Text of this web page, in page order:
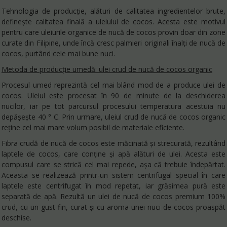
Tehnologia de producție, alături de calitatea ingredientelor brute,
definește calitatea finală a uleiului de cocos. Acesta este motivul
pentru care uleiurile organice de nucă de cocos provin doar din zone
curate din Filipine, unde încă cresc palmieri originali înalți de nucă de
cocos, purtând cele mai bune nuci.
Metoda de producție umedă: ulei crud de nucă de cocos organic
Procesul umed reprezintă cel mai blând mod de a produce ulei de
cocos. Uleiul este procesat în 90 de minute de la deschiderea
nucilor, iar pe tot parcursul procesului temperatura acestuia nu
depășește 40 ° C. Prin urmare, uleiul crud de nucă de cocos organic
reține cel mai mare volum posibil de materiale eficiente.
Fibra crudă de nucă de cocos este măcinată și strecurată, rezultând
laptele de cocos, care conține și apă alături de ulei. Acesta este
compusul care se strică cel mai repede, așa că trebuie îndepărtat.
Aceasta se realizează printr-un sistem centrifugal special în care
laptele este centrifugat în mod repetat, iar grăsimea pură este
separată de apă. Rezultă un ulei de nucă de cocos premium 100%
crud, cu un gust fin, curat și cu aroma unei nuci de cocos proaspăt
deschise.